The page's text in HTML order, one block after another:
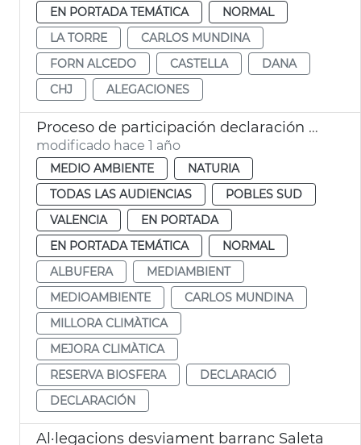
EN PORTADA TEMÁTICA
NORMAL
LA TORRE
CARLOS MUNDINA
FORN ALCEDO
CASTELLA
DANA
CHJ
ALEGACIONES
Proceso de participación declaración Albufera Reserva Biosfera
modificado hace 1 año
MEDIO AMBIENTE
NATURIA
TODAS LAS AUDIENCIAS
POBLES SUD
VALENCIA
EN PORTADA
EN PORTADA TEMÁTICA
NORMAL
ALBUFERA
MEDIAMBIENT
MEDIOAMBIENTE
CARLOS MUNDINA
MILLORA CLIMÀTICA
MEJORA CLIMÀTICA
RESERVA BIOSFERA
DECLARACIÓ
DECLARACIÓN
Al·legacions desviament barranc Saleta